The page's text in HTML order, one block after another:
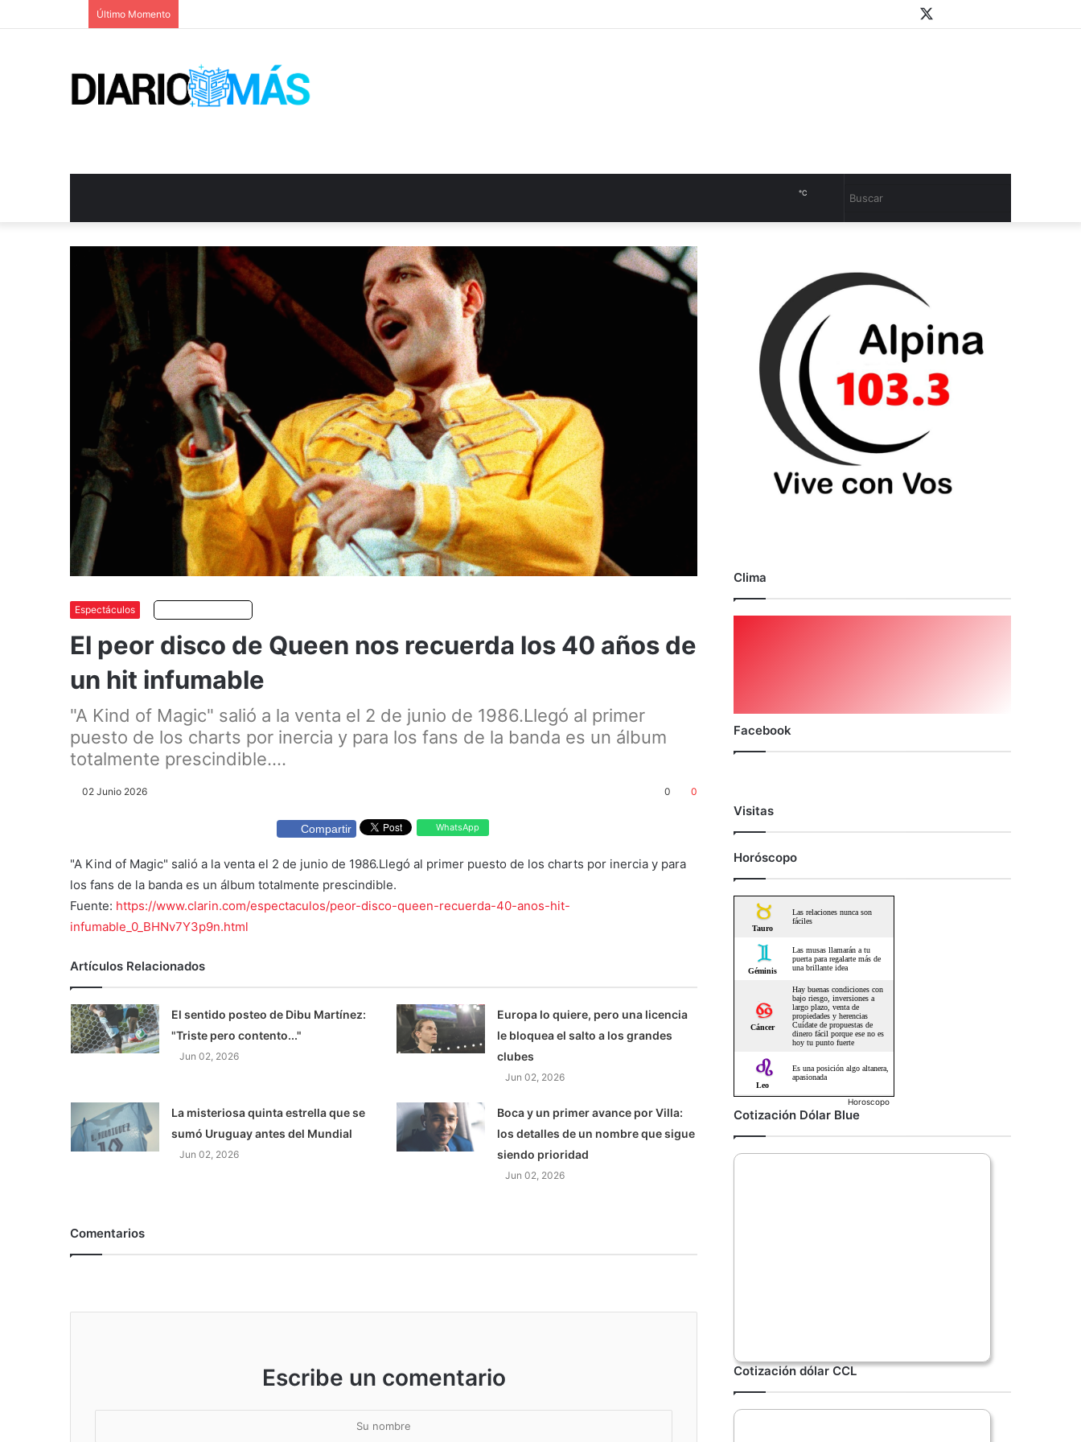
Último Momento Instagram
Youtube
WhatsApp
Cambiar
℃
Espectáculos
El peor disco de Queen nos recuerda los 40 años de
un hit infumable
"A Kind of Magic" salió a la venta el 2 de junio de 1986.Llegó al primer
puesto de los charts por inercia y para los fans de la banda es un álbum
totalmente prescindible....
02 Junio 2026 0 0
Compartir WhatsApp
"A Kind of Magic" salió a la venta el 2 de junio de 1986.Llegó al primer puesto de los charts por inercia y para
los fans de la banda es un álbum totalmente prescindible.
Fuente: https://www.clarin.com/espectaculos/peor-disco-queen-recuerda-40-anos-hit-
infumable_0_BHNv7Y3p9n.html
Artículos Relacionados
El sentido posteo de Dibu Martínez:
"Triste pero contento..."
Jun 02, 2026
Europa lo quiere, pero una licencia
le bloquea el salto a los grandes
clubes
Jun 02, 2026
La misteriosa quinta estrella que se
sumó Uruguay antes del Mundial
Jun 02, 2026
Boca y un primer avance por Villa:
los detalles de un nombre que sigue
siendo prioridad
Jun 02, 2026
Comentarios
Escribe un comentario
Clima
Facebook
Visitas
Horóscopo
Horoscopo
Cotización Dólar Blue
Cotización dólar CCL